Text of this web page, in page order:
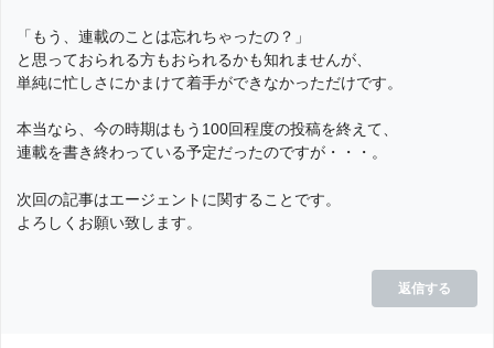
「もう、連載のことは忘れちゃったの？」
と思っておられる方もおられるかも知れませんが、
単純に忙しさにかまけて着手ができなかっただけです。
本当なら、今の時期はもう100回程度の投稿を終えて、
連載を書き終わっている予定だったのですが・・・。
次回の記事はエージェントに関することです。
よろしくお願い致します。
返信する